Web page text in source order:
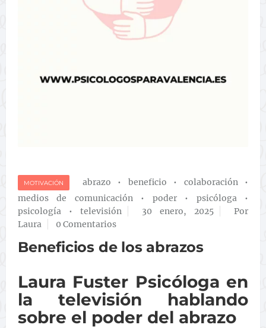
MOTIVACIÓN abrazo • beneficio • colaboración•
medios de comunicación• poder• psicóloga•
psicología • televisión 30 enero, 2025
Por
Laura
0 Comentarios
Beneficios de los abrazos
Laura Fuster Psicóloga en
la televisión hablando
sobre el poder del abrazo